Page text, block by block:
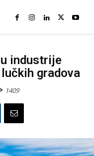
industrije
gradova
1409